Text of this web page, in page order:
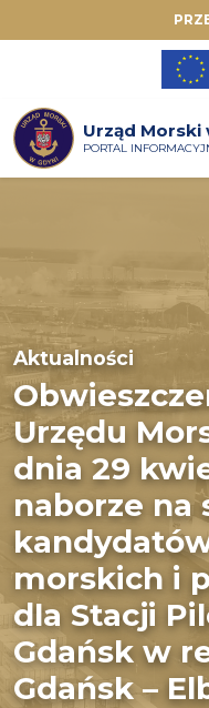
Urząd Morski
PORTAL
Aktualności
Urzędu
dnia 29
naborze na
morskich i
dla Stacji
Gdańsk w
Gdańsk –